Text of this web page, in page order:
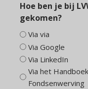
Hoe ben je bij
gekomen?
Via via
Via Google
Via LinkedIn
Via het
Fondsenwerving